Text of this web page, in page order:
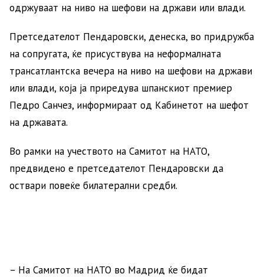
одржуваат на ниво на шефови на држави или влади.
Претседателот Пендаровски, денеска, во придружба
на сопругата, ќе присуствува на неформалната
трансатлантска вечера на ниво на шефови на држави
или влади, која ја приредува шпанскиот премиер
Педро Санчез, информираат од Кабинетот на шефот
на државата.
Во рамки на учеството на Самитот на НАТО,
предвидено е претседателот Пендаровски да
оствари повеќе билатерални средби.
– На Самитот на НАТО во Мадрид ќе бидат